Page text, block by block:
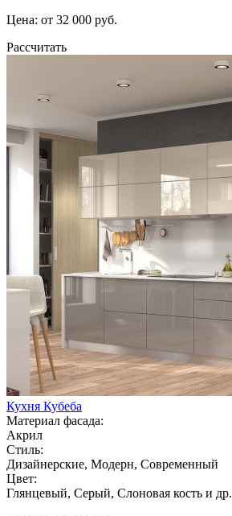
Цена: от 32 000 руб.
Рассчитать
Кухня Кубеба
Материал фасада:
Акрил
Стиль:
Дизайнерские, Модерн, Современный
Цвет:
Глянцевый, Серый, Слоновая кость и др.